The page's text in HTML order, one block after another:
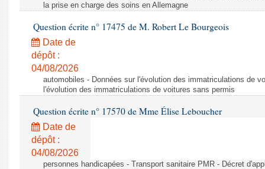
la prise en charge des soins en Allemagne
Question écrite n° 17475 de M. Robert Le Bourgeois
Date de
dépôt :
04/08/2026
automobiles - Données sur l'évolution des immatriculations de
l'évolution des immatriculations de voitures sans permis
Question écrite n° 17570 de Mme Élise Leboucher
Date de
dépôt :
04/08/2026
personnes handicapées - Transport sanitaire PMR - Décret